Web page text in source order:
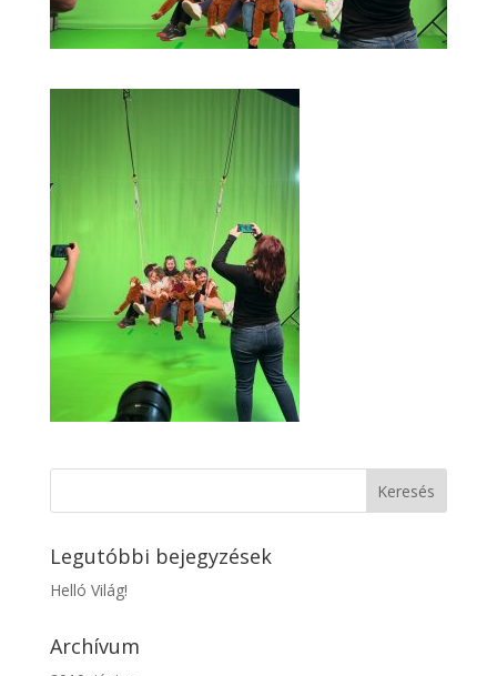
Legutóbbi bejegyzések
Helló Világ!
Archívum